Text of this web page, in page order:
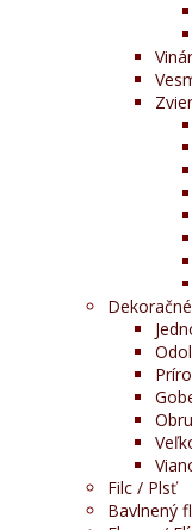
Filc / Plsť
Bavlnený